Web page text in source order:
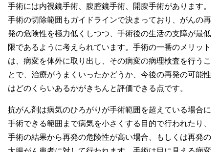
手術には内視鏡手術、腹腔鏡手術、開腹手術があります。
手術の切除範囲もガイドラインで決まっており、がんの再
発の危険性を極力低くしつつ、手術後の生活の支障が最低
限であるように考えられています。手術の一番のメリット
は、病変を体外に取り出し、その病変の病理検査を行うこ
とで、治療がうまくいったかどうか、今後の再発の可能性
はどのくらいあるかがきちんと評価できる点です。
抗がん剤は病気のひろがりが手術範囲を超えている場合に
手術できる範囲まで病気を小さくする目的で行われたり、
手術の結果から再発の危険性が高い場合、もしくは再発の